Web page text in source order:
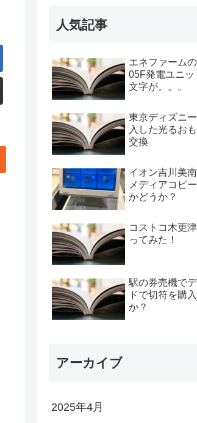
人気記事
エネファーム
05F発電ユニッ
文字が。。。
東京ディズニ
入した光るお
交換
イオン吉川美
メディアコピ
かどうか？
コストコ木更
ってみた！
駅の券売機で
ドで切符を購
か？
アーカイブ
2025年4月